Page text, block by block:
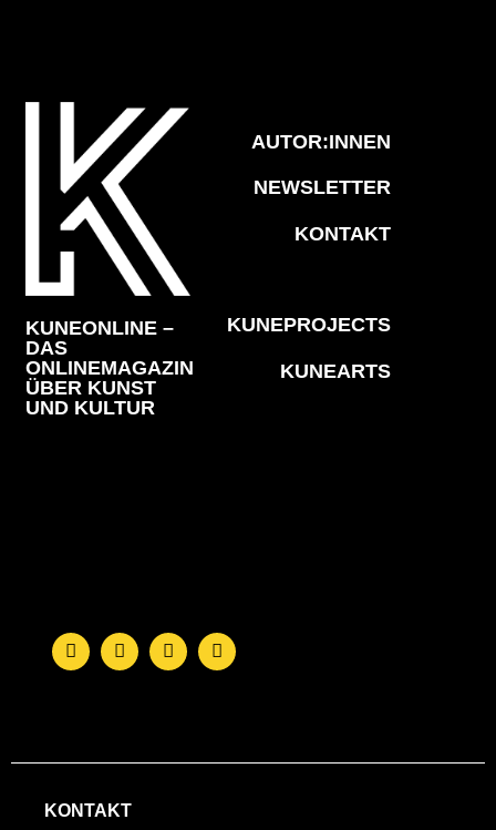
KUNEONLINE –
DAS
ONLINEMAGAZIN
ÜBER KUNST
UND KULTUR
AUTOR:INNEN
NEWSLETTER
KONTAKT
KUNEPROJECTS
KUNEARTS
KONTAKT